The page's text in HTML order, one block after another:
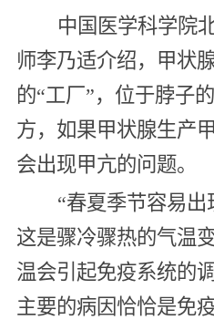
中国医学科学院
师李乃适介绍，甲状
的“工厂”，位于脖子
方，如果甲状腺生产
会出现甲亢的问题。
“春夏季节容易出
这是骤冷骤热的气温
温会引起免疫系统的
主要的病因恰恰是免